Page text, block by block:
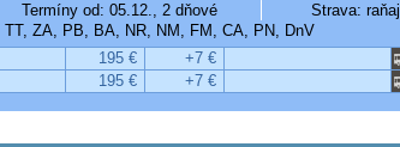
Termíny od: 05.12., 2 dňové
Strava:
ZA, PB, BA, NR, NM, FM, CA, PN, DnV
195 €
+7 €
195 € +7 €